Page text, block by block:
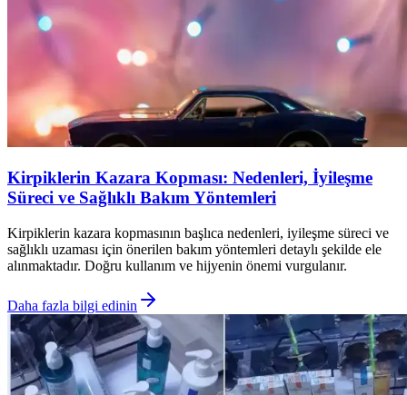
Kirpiklerin Kazara Kopması: Nedenleri, İyileşme
Süreci ve Sağlıklı Bakım Yöntemleri
Kirpiklerin kazara kopmasının başlıca nedenleri, iyileşme süreci ve
sağlıklı uzaması için önerilen bakım yöntemleri detaylı şekilde ele
alınmaktadır. Doğru kullanım ve hijyenin önemi vurgulanır.
Daha fazla bilgi edinin